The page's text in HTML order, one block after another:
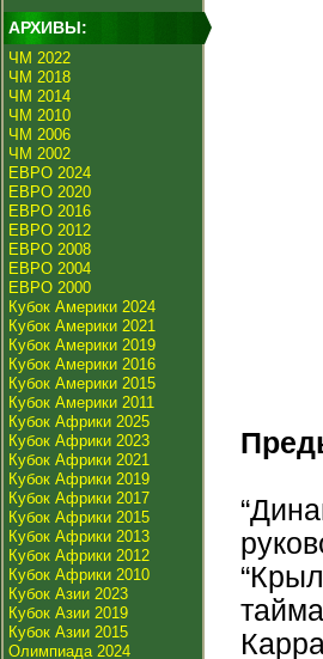
АРХИВЫ:
ЧМ 2022
ЧМ 2018
ЧМ 2014
ЧМ 2010
ЧМ 2006
ЧМ 2002
ЕВРО 2024
ЕВРО 2020
ЕВРО 2016
ЕВРО 2012
ЕВРО 2008
ЕВРО 2004
ЕВРО 2000
Кубок Америки 2024
Кубок Америки 2021
Кубок Америки 2019
Кубок Америки 2016
Кубок Америки 2015
Кубок Америки 2011
Кубок Африки 2025
Кубок Африки 2023
Кубок Африки 2021
Кубок Африки 2019
Кубок Африки 2017
Кубок Африки 2015
Кубок Африки 2013
Кубок Африки 2012
Кубок Африки 2010
Кубок Азии 2023
Кубок Азии 2019
Кубок Азии 2015
Олимпиада 2024